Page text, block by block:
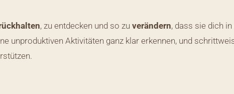
, zu entdecken und so zuverändern, dass sie dich
unproduktiven Aktivitäten ganz klar erkennen, und